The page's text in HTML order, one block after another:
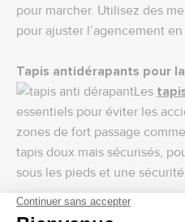
pour marcher. Utilisez des
pour ajuster l’agencement
Tapis antidérapants pour
Les
essentiels pour éviter les
zones de fort passage
tapis doux mais sécurisés,
sous les pieds et une
4. Le rôle de la